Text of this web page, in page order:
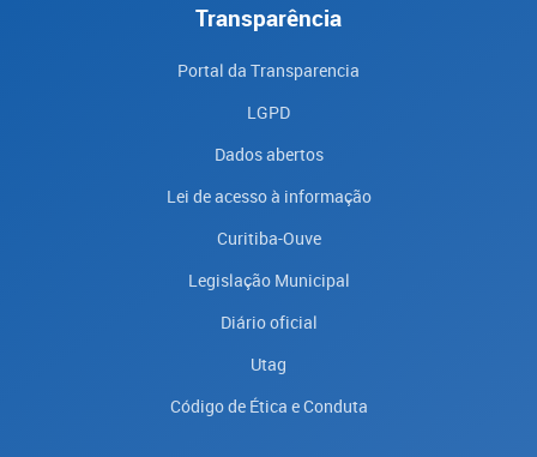
Transparência
Portal da Transparencia
LGPD
Dados abertos
Lei de acesso à informação
Curitiba-Ouve
Legislação Municipal
Diário oficial
Utag
Código de Ética e Conduta